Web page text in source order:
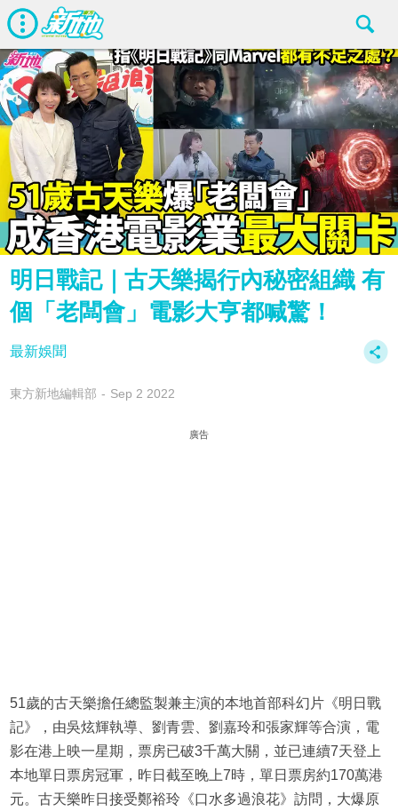
明日戰記｜古天樂揭行內秘密組織 有
個「老闆會」電影大亨都喊驚！
最新娛聞
東方新地編輯部 Sep 2 2022
廣告
51歲的古天樂擔任總監製兼主演的本地首部科幻片《明日戰
記》，由吳炫輝執導、劉青雲、劉嘉玲和張家輝等合演，電
影在港上映一星期，票房已破3千萬大關，並已連續7天登上
本地單日票房冠軍，昨日截至晚上7時，單日票房約170萬港
元。古天樂昨日接受鄭裕玲《口水多過浪花》訪問，大爆原